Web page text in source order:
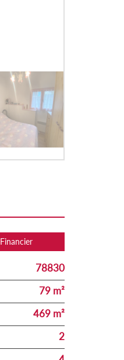
Financier
78830
79 m²
469 m²
2